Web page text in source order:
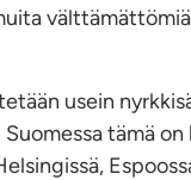
usein
tämä